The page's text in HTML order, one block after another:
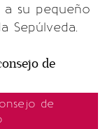
a su pequeño
Sepúlveda.
de